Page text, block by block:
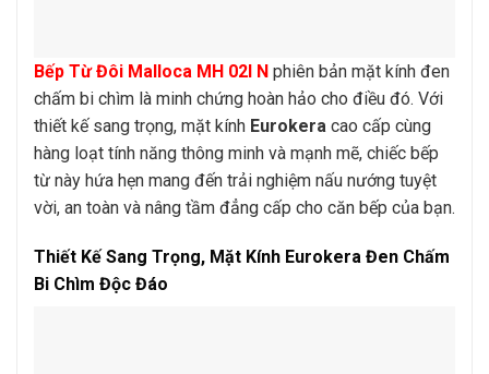
Bếp Từ Đôi Malloca MH 02I N phiên bản mặt kính đen
chấm bi chìm là minh chứng hoàn hảo cho điều đó. Với
thiết kế sang trọng, mặt kính Eurokera cao cấp cùng
hàng loạt tính năng thông minh và mạnh mẽ, chiếc bếp
từ này hứa hẹn mang đến trải nghiệm nấu nướng tuyệt
vời, an toàn và nâng tầm đẳng cấp cho căn bếp của bạn.
Thiết Kế Sang Trọng, Mặt Kính Eurokera Đen Chấm
Bi Chìm Độc Đáo